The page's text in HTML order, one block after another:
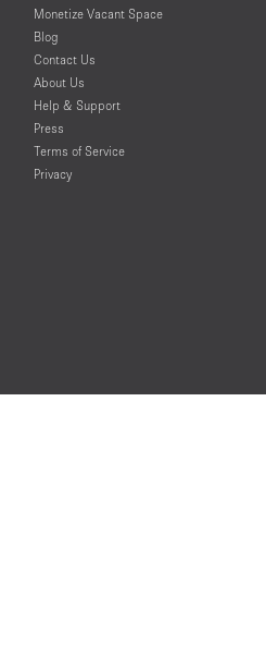
Monetize Vacant Space
Blog
Contact Us
About Us
Help & Support
Press
Terms of Service
Privacy